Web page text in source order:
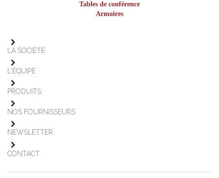
Tables de conférence
Armoires
LA SOCIÉTÉ
L'ÉQUIPE
PRODUITS
NOS FOURNISSEURS
NEWSLETTER
CONTACT